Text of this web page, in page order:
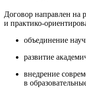
Договор направлен на
и практико-
объединение
развитие
внедрение
в